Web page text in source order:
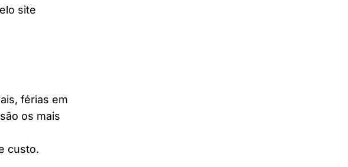
site
férias em
os mais
custo.